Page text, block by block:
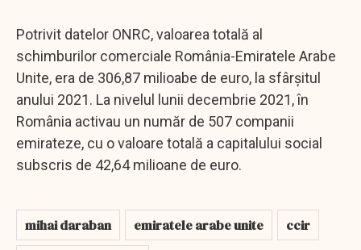
Potrivit datelor ONRC, valoarea totală al
schimburilor comerciale România-Emiratele Arabe
Unite, era de 306,87 milioabe de euro, la sfârșitul
anului 2021. La nivelul lunii decembrie 2021, în
România activau un număr de 507 companii
emirateze, cu o valoare totală a capitalului social
subscris de 42,64 milioane de euro.
mihai daraban emiratele arabe unite
ccir